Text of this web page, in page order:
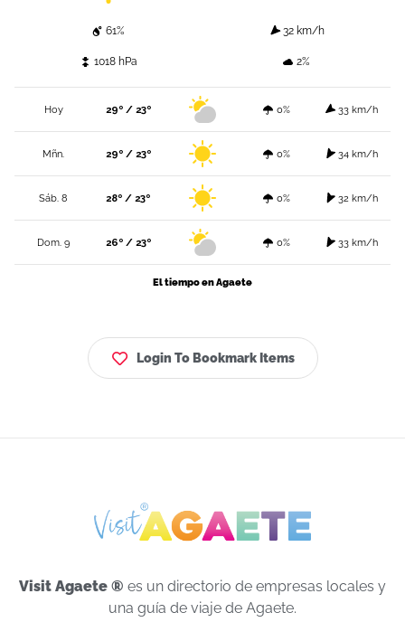
61% 32 km/h
1018 hPa 2%
Hoy 29º / 23º 0% 33 km/h
Mñn. 29º / 23º 0% 34 km/h
Sáb. 8 28º / 23º 0% 32 km/h
Dom. 9 26º / 23º 0% 33 km/h
El tiempo en Agaete
Login To Bookmark Items
Visit Agaete ® es un directorio de empresas locales y
una guía de viaje de Agaete.